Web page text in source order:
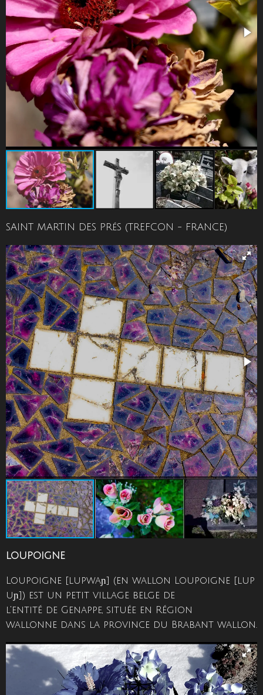
SAINT MARTIN DES PRéS (TREFCON - FRANCE)
LOUPOIGNE
Loupoigne [lupwaɲ] (en wallon Loupoigne [lup
uɲ]) est un petit village belge de
l'entité de Genappe, située en Région
wallonne dans la province du Brabant wallon.